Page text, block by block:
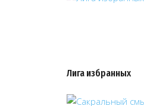
Лига избранных